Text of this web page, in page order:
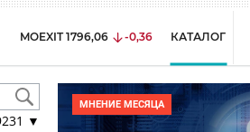
MOEXIT 1796,06 -0,36 КАТАЛОГ
▼
МНЕНИЕ МЕСЯЦА